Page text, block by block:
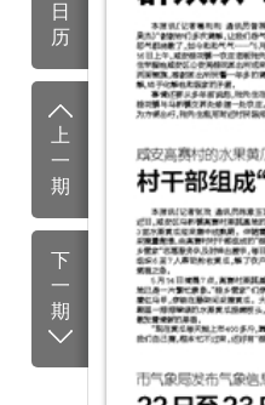
日
历
上
一
期
下
一
期